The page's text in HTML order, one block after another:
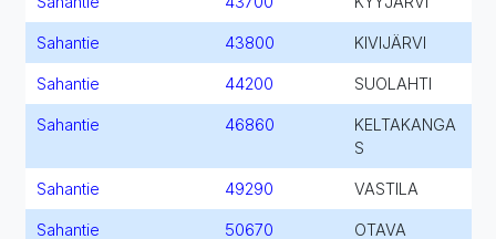
Sahantie 43800 KIVIJÄRVI
Sahantie 44200 SUOLAHTI
Sahantie 46860
KELTAKANGA
S
Sahantie 49290 VASTILA
Sahantie 50670 OTAVA